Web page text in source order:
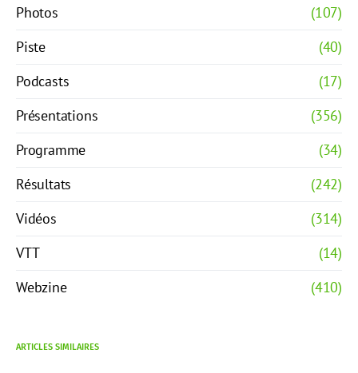
Photos
(107)
Piste
(40)
Podcasts
(17)
Présentations
(356)
Programme
(34)
Résultats
(242)
Vidéos
(314)
VTT
(14)
Webzine
(410)
ARTICLES SIMILAIRES